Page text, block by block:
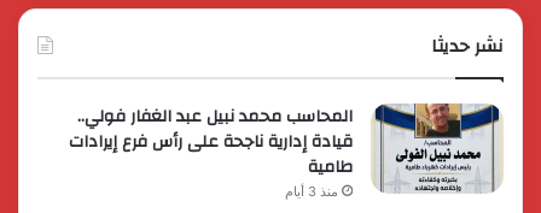
ترويجية
حصرية
نشر حديثا
المحاسب محمد نبيل عبد الغفار فولي..
قيادة إدارية ناجحة على رأس فرع إيرادات
طامية
منذ 3 أيام